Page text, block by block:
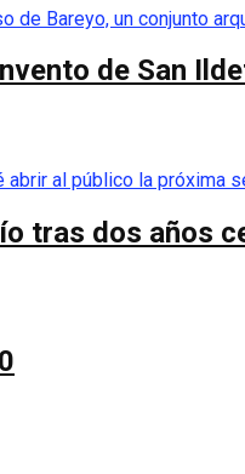
de San
tras dos años